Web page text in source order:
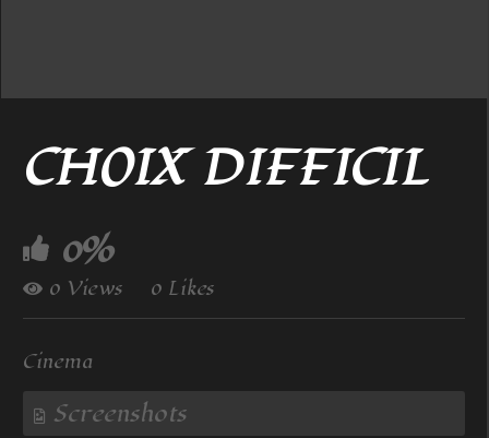
CHOIX DIFFICIL
0%
0 Views 0 Likes
Cinema
Screenshots